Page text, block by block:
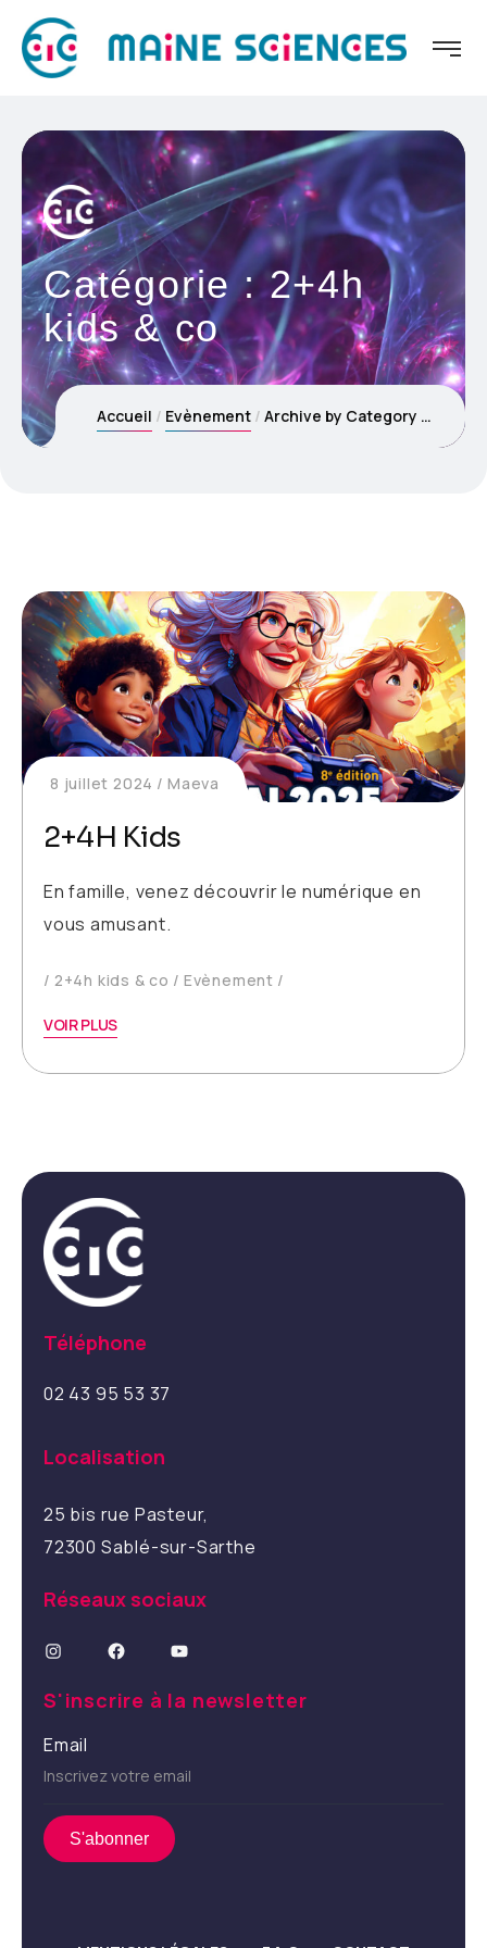
Catégorie :2+4h
kids & co
Accueil Evènement Archive by Category "2+4h kids & co"
8 juillet 2024 Maeva
2+4H Kids
En famille, venez découvrir le numérique en
vous amusant.
2+4h kids & co Evènement
VOIR PLUS
Téléphone
02 43 95 53 37
Localisation
25 bis rue Pasteur,
72300 Sablé-sur-Sarthe
Réseaux sociaux
Instagram
Facebook
YouTube
S'inscrire à la newsletter
Email